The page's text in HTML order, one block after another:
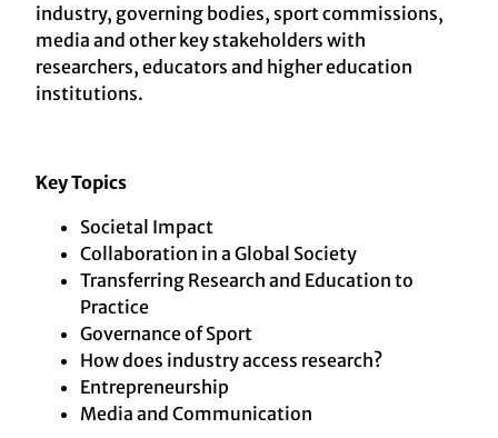
industry, governing bodies, sport commissions,
media and other key stakeholders with
researchers, educators and higher education
institutions.
Key Topics
Societal Impact
Collaboration in a Global Society
Transferring Research and Education to
Practice
Governance of Sport
How does industry access research?
Entrepreneurship
Media and Communication